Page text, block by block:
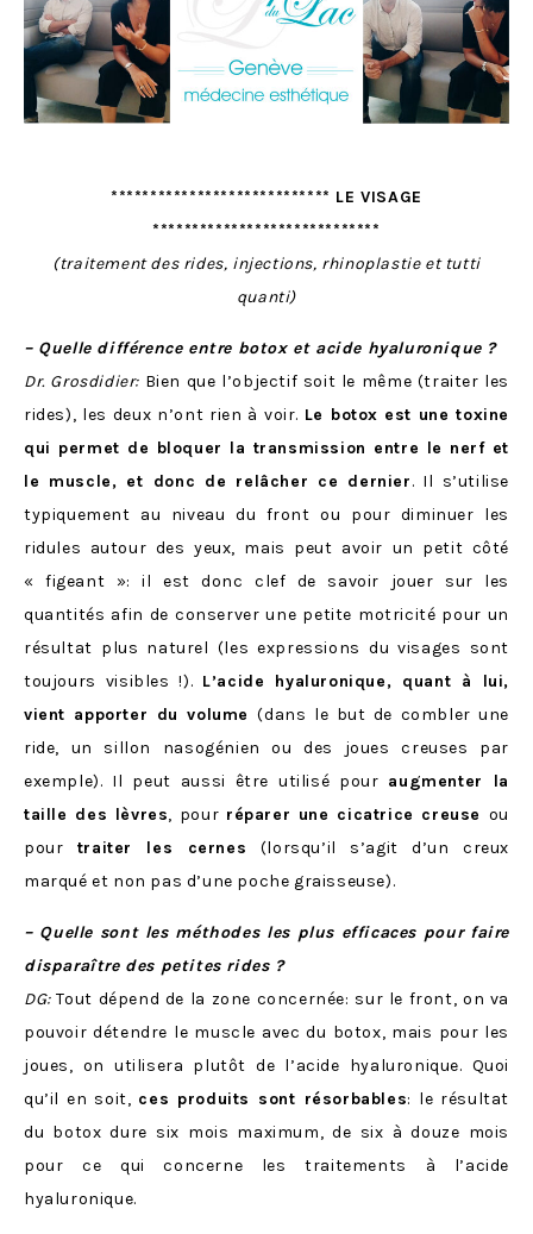
**************************** LE VISAGE
*****************************
(traitement des rides, injections, rhinoplastie et tutti
quanti)
– Quelle différence entre botox et acide hyaluronique ?
Dr. Grosdidier: Bien que l’objectif soit le même (traiter les
rides), les deux n’ont rien à voir. Le botox est une toxine
qui permet de bloquer la transmission entre le nerf et
le muscle, et donc de relâcher ce dernier. Il s’utilise
typiquement au niveau du front ou pour diminuer les
ridules autour des yeux, mais peut avoir un petit côté
« figeant »: il est donc clef de savoir jouer sur les
quantités afin de conserver une petite motricité pour un
résultat plus naturel (les expressions du visages sont
toujours visibles !). L’acide hyaluronique, quant à lui,
vient apporter du volume(dans le but de combler une
ride, un sillon nasogénien ou des joues creuses par
exemple). Il peut aussi être utilisé pour augmenter la
taille des lèvres, pour réparer une cicatrice creuse ou
pour traiter les cernes (lorsqu’il s’agit d’un creux
marqué et non pas d’une poche graisseuse).
– Quelle sont les méthodes les plus efficaces pour faire
disparaître des petites rides ?
DG:Tout dépend de la zone concernée: sur le front, on va
pouvoir détendre le muscle avec du botox, mais pour les
joues, on utilisera plutôt de l’acide hyaluronique. Quoi
qu’il en soit, ces produits sont résorbables: le résultat
du botox dure six mois maximum, de six à douze mois
pour ce qui concerne les traitements à l’acide
hyaluronique.